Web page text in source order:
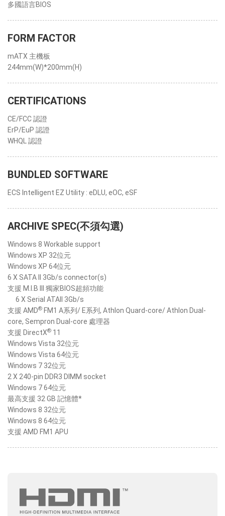
多國語言BIOS
FORM FACTOR
mATX 主機板
244mm(W)*200mm(H)
CERTIFICATIONS
CE/FCC 認證
ErP/EuP 認證
WHQL 認證
BUNDLED SOFTWARE
ECS Intelligent EZ Utility : eDLU, eOC, eSF
ARCHIVE SPEC(不須勾選)
Windows 8 Workable support
Windows XP 32位元
Windows XP 64位元
6 X SATA II 3Gb/s connector(s)
支援 M.I.B III 獨家BIOS超頻功能
6 X Serial ATAII 3Gb/s
支援 AMD® FM1 A系列/ E系列, Athlon Quard-core/ Athlon Dual-
core, Sempron Dual-core 處理器
支援 DirectX® 11
Windows Vista 32位元
Windows Vista 64位元
Windows 7 32位元
2 X 240-pin DDR3 DIMM socket
Windows 7 64位元
最高支援 32 GB 記憶體*
Windows 8 32位元
Windows 8 64位元
支援 AMD FM1 APU